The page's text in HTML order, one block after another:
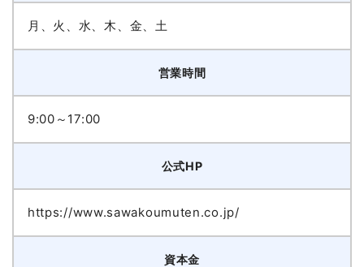
月、火、水、木、金、土
営業時間
9:00～17:00
公式HP
https://www.sawakoumuten.co.jp/
資本金